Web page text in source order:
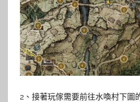
2、接著玩傢需要前往水喚村下圖